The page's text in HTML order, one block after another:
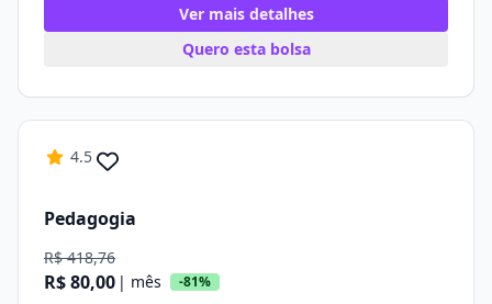
Ver mais detalhes
Quero esta bolsa
4.5
Pedagogia
R$ 418,76
R$ 80,00 | mês -81%